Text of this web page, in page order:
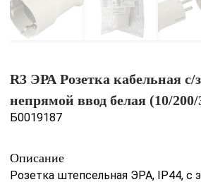
R3 ЭРА Розетка кабельная c/
непрямой ввод белая (10/200/
Б0019187
Описание
Розетка штепсельная ЭРА, IP44, c